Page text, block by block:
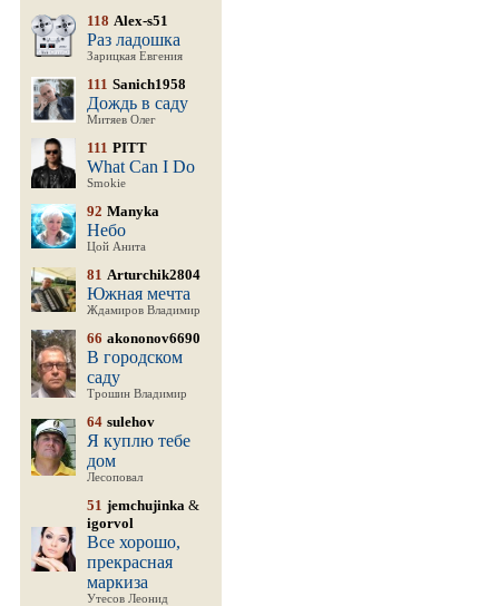
118 Alex-s51
Раз ладошка
Зарицкая Евгения
111 Sanich1958
Дождь в саду
Митяев Олег
111 PITT
What Can I Do
Smokie
92 Manyka
Небо
Цой Анита
81 Arturchik2804
Южная мечта
Ждамиров Владимир
66 akononov6690
В городском
саду
Трошин Владимир
64 sulehov
Я куплю тебе
дом
Лесоповал
51 jemchujinka &
igorvol
Все хорошо,
прекрасная
маркиза
Утесов Леонид